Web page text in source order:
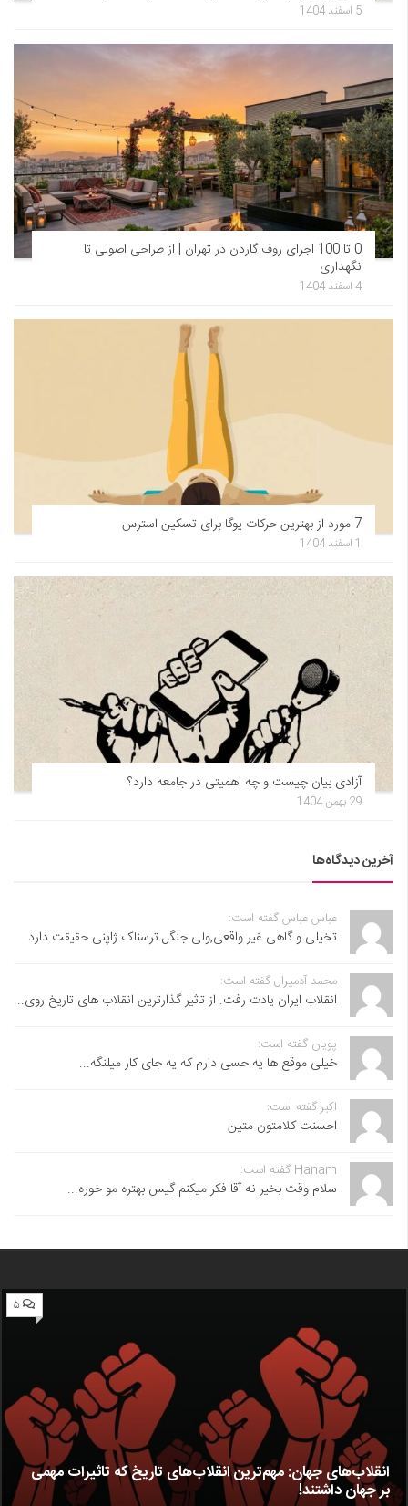
5 اسفند 1404
0 تا 100 اجرای روف گاردن در تهران | از طراحی اصولی تا
نگهداری
4 اسفند 1404
7 مورد از بهترین حرکات یوگا برای تسکین استرس
1 اسفند 1404
آزادی بیان چیست و چه اهمیتی در جامعه دارد؟
29 بهمن 1404
آخرین دیدگاه‌ها
عباس عباس گفته است:
تخیلی و گاهی غیر واقعی,ولی جنگل ترسناک ژاپنی حقیقت دارد
محمد آدمیرال گفته است:
انقلاب ایران یادت رفت. از تاثیر گذارترین انقلاب های تاریخ روی...
پویان گفته است:
خیلی موقع ها یه حسی دارم که یه جای کار میلنگه...
اکبر گفته است:
احسنت ‌کلامتون متین
Hanam گفته است:
سلام وقت بخیر نه آقا فکر میکنم گیس بهتره مو خوره...
۵
انقلاب‌های جهان: مهم‌ترین انقلاب‌های تاریخ که تاثیرات مهمی
بر جهان داشتند!